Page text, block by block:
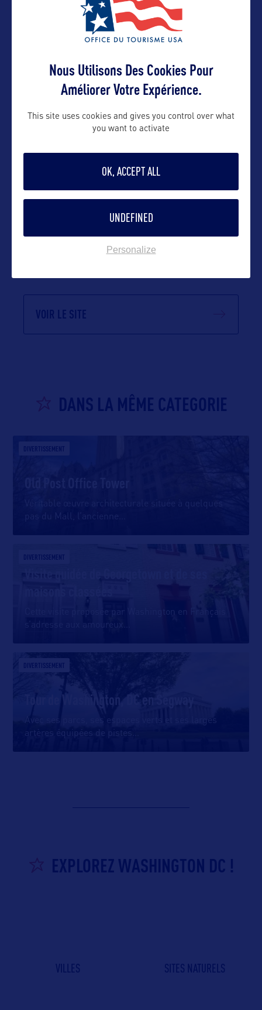
nicole@washington.org
Contact pro
letizia@washington.org
VOIR LE SITE
DANS LA MÊME CATEGORIE
DIVERTISSEMENT
pas du Mall, l’ancienne
DIVERTISSEMENT
Cette visite proposée par Washington en Français
s’adresse aux amoureux
DIVERTISSEMENT
Tour de Washington, DC en Segway
Avec ses parcs, ses espaces verts et ses larges
artères équipées de pistes
EXPLOREZ WASHINGTON DC !
VILLES SITES NATURELS
Nous Utilisons Des Cookies Pour
Améliorer Votre Expérience.
This site uses cookies and gives you control over what
you want to activate
OK, ACCEPT ALL
UNDEFINED
Personalize